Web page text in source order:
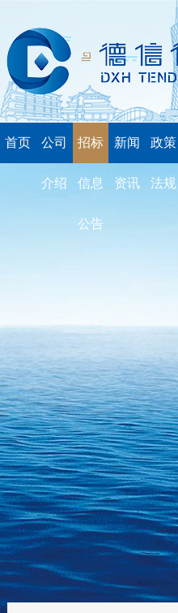
首页 公司
介绍
招标
信息
公告
新闻
资讯
政策
法规